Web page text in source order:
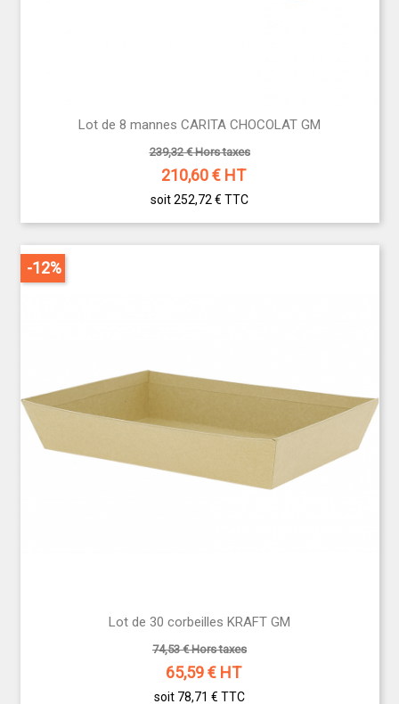
Lot de 8 mannes CARITA CHOCOLAT GM
239,32 € Hors taxes
210,60€ HT
soit 252,72 € TTC
Lot de 30 corbeilles KRAFT GM
74,53 € Hors taxes
65,59€ HT
soit 78,71 € TTC
-12%